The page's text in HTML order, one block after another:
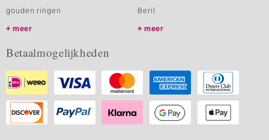
gouden ringen
meer
Beril
meer
Betaalmogelijkheden